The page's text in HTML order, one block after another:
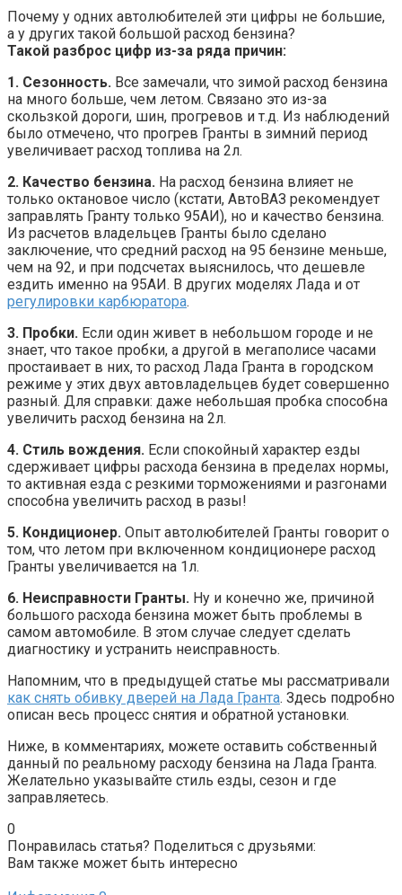
Почему у одних автолюбителей эти цифры не большие,
а у других такой большой расход бензина?
Такой разброс цифр из-за ряда причин:
1. Сезонность. Все замечали, что зимой расход бензина
на много больше, чем летом. Связано это из-за
скользкой дороги, шин, прогревов и т.д. Из наблюдений
было отмечено, что прогрев Гранты в зимний период
увеличивает расход топлива на 2л.
2. Качество бензина. На расход бензина влияет не
только октановое число (кстати, АвтоВАЗ рекомендует
заправлять Гранту только 95АИ), но и качество бензина.
Из расчетов владельцев Гранты было сделано
заключение, что средний расход на 95 бензине меньше,
чем на 92, и при подсчетах выяснилось, что дешевле
ездить именно на 95АИ. В других моделях Лада и от
регулировки карбюратора.
3. Пробки. Если один живет в небольшом городе и не
знает, что такое пробки, а другой в мегаполисе часами
простаивает в них, то расход Лада Гранта в городском
режиме у этих двух автовладельцев будет совершенно
разный. Для справки: даже небольшая пробка способна
увеличить расход бензина на 2л.
4. Стиль вождения. Если спокойный характер езды
сдерживает цифры расхода бензина в пределах нормы,
то активная езда с резкими торможениями и разгонами
способна увеличить расход в разы!
5. Кондиционер. Опыт автолюбителей Гранты говорит о
том, что летом при включенном кондиционере расход
Гранты увеличивается на 1л.
6. Неисправности Гранты. Ну и конечно же, причиной
большого расхода бензина может быть проблемы в
самом автомобиле. В этом случае следует сделать
диагностику и устранить неисправность.
Напомним, что в предыдущей статье мы рассматривали
как снять обивку дверей на Лада Гранта. Здесь подробно
описан весь процесс снятия и обратной установки.
Ниже, в комментариях, можете оставить собственный
данный по реальному расходу бензина на Лада Гранта.
Желательно указывайте стиль езды, сезон и где
заправляетесь.
0
Понравилась статья? Поделиться с друзьями:
Вам также может быть интересно